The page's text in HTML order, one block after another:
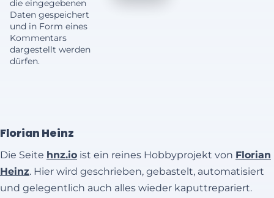
die eingegebenen
Daten gespeichert
und in Form eines
Kommentars
dargestellt werden
dürfen.
Florian Heinz
Die Seite hnz.io ist ein reines Hobbyprojekt von Florian
Heinz. Hier wird geschrieben, gebastelt, automatisiert
und gelegentlich auch alles wieder kaputtrepariert.